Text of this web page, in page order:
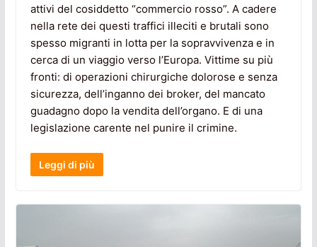
attivi del cosiddetto “commercio rosso”. A cadere
nella rete dei questi traffici illeciti e brutali sono
spesso migranti in lotta per la sopravvivenza e in
cerca di un viaggio verso l’Europa. Vittime su più
fronti: di operazioni chirurgiche dolorose e senza
sicurezza, dell’inganno dei broker, del mancato
guadagno dopo la vendita dell’organo. E di una
legislazione carente nel punire il crimine.
Leggi di più